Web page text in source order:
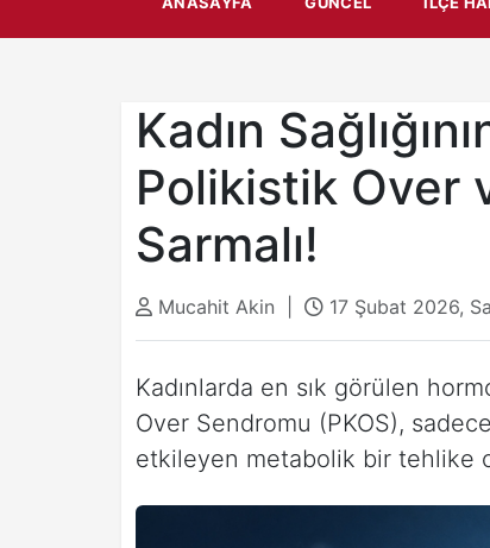
Kadın
Polikistik Over
Sarmalı!
Mucahit Akin | 17 Şubat 2026,
Kadınlarda en sık görülen
Over Sendromu (PKOS),
etkileyen metabolik bir tehlike